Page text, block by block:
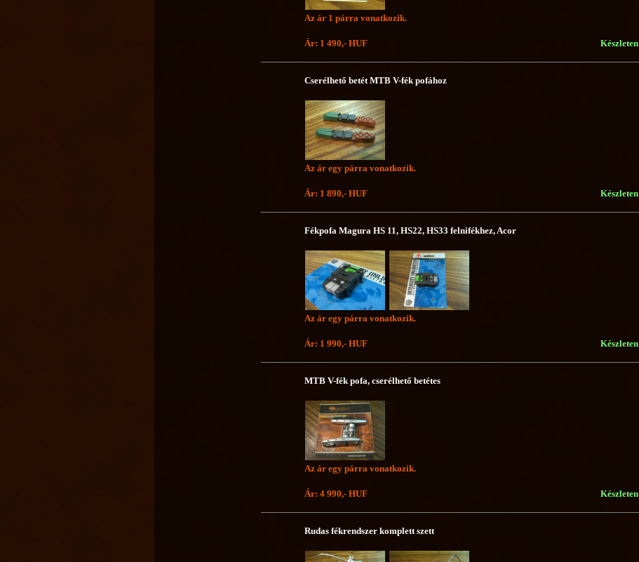
Az ár 1 párra vonatkozik.
Ár: 1 490,- HUF Készleten
Cserélhető betét MTB V-fék pofához
Az ár egy párra vonatkozik.
Ár: 1 890,- HUF Készleten
Fékpofa Magura HS 11, HS22, HS33 felnifékhez, Acor
Az ár egy párra vonatkozik.
Ár: 1 990,- HUF Készleten
MTB V-fék pofa, cserélhető betétes
Az ár egy párra vonatkozik.
Ár: 4 990,- HUF Készleten
Rudas fékrendszer komplett szett